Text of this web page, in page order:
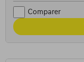
Comparer